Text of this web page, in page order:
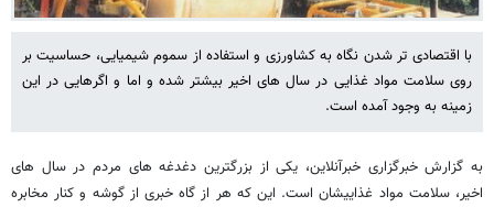
با اقتصادی تر شدن نگاه به کشاورزی و استفاده از سموم شیمیایی، حساسیت بر
روی سلامت مواد غذایی در سال های اخیر بیشتر شده و اما و اگرهایی در این
زمینه به وجود آمده است.
به گزارش خبرگزاری خبرآنلاین، یکی از بزرگترین دغدغه های مردم در سال های
اخیر، سلامت مواد غذاییشان است. این که هر از گاه خبری از گوشه و کنار مخابره